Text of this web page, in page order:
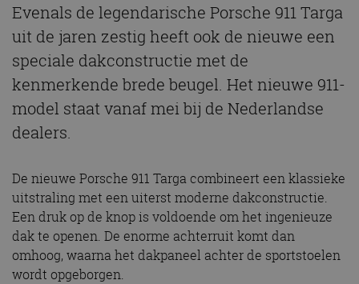
Evenals de legendarische Porsche 911 Targa
uit de jaren zestig heeft ook de nieuwe een
speciale dakconstructie met de
kenmerkende brede beugel. Het nieuwe 911-
model staat vanaf mei bij de Nederlandse
dealers.
De nieuwe Porsche 911 Targa combineert een klassieke
uitstraling met een uiterst moderne dakconstructie.
Een druk op de knop is voldoende om het ingenieuze
dak te openen. De enorme achterruit komt dan
omhoog, waarna het dakpaneel achter de sportstoelen
wordt opgeborgen.